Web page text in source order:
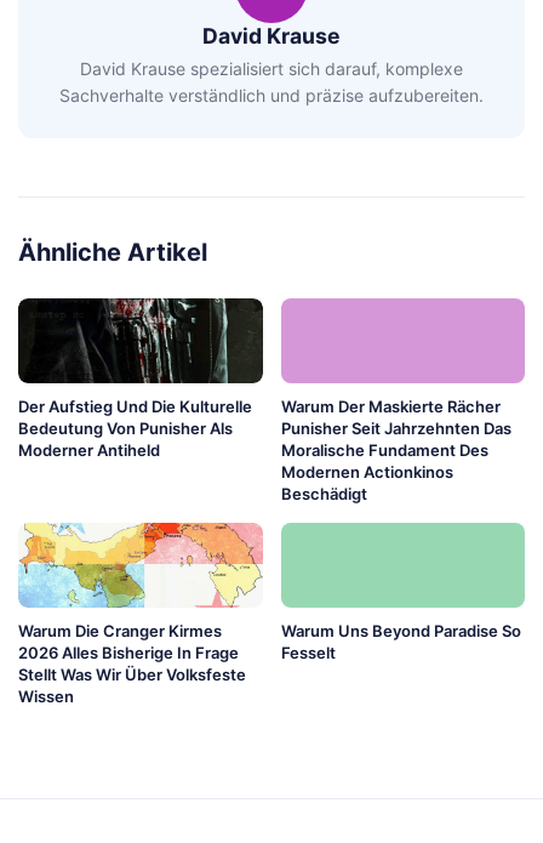
David Krause
David Krause spezialisiert sich darauf, komplexe
Sachverhalte verständlich und präzise aufzubereiten.
Ähnliche Artikel
Der Aufstieg Und Die Kulturelle
Bedeutung Von Punisher Als
Moderner Antiheld
Warum Der Maskierte Rächer
Punisher Seit Jahrzehnten Das
Moralische Fundament Des
Modernen Actionkinos
Beschädigt
Warum Die Cranger Kirmes
2026 Alles Bisherige In Frage
Stellt Was Wir Über Volksfeste
Wissen
Warum Uns Beyond Paradise So
Fesselt